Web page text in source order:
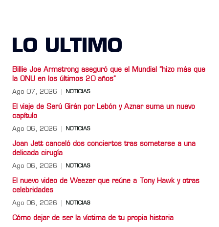
LO ULTIMO
Billie Joe Armstrong aseguró que el Mundial “hizo más que
la ONU en los últimos 20 años”
Ago 07, 2026 NOTICIAS
El viaje de Serú Girán por Lebón y Aznar suma un nuevo
capítulo
Ago 06, 2026 NOTICIAS
Joan Jett canceló dos conciertos tras someterse a una
delicada cirugía
Ago 06, 2026 NOTICIAS
El nuevo video de Weezer que reúne a Tony Hawk y otras
celebridades
Ago 06, 2026 NOTICIAS
Cómo dejar de ser la víctima de tu propia historia